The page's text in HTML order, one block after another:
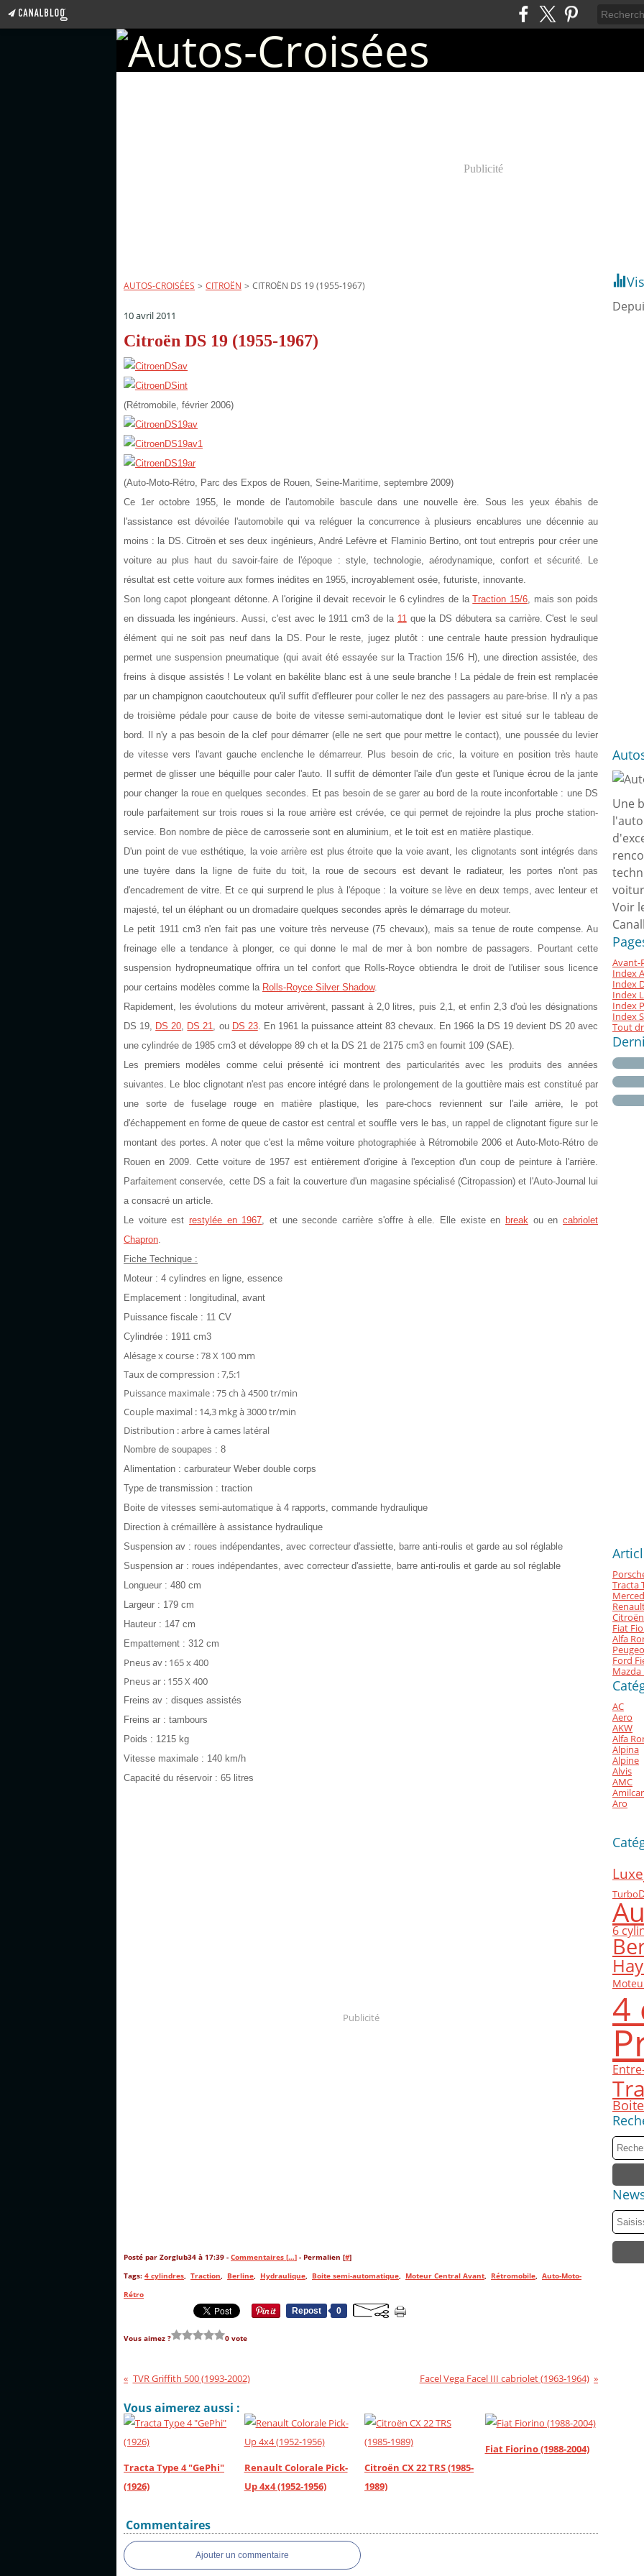
Publicité
AUTOS-CROISÉES > CITROËN > CITROËN DS 19 (1955-1967)
10 avril 2011
Citroën DS 19 (1955-1967)
(Rétromobile, février 2006)
(Auto-Moto-Rétro, Parc des Expos de Rouen, Seine-Maritime, septembre 2009)
Ce 1er octobre 1955, le monde de l'automobile bascule dans une nouvelle ère. Sous les yeux ébahis de
l'assistance est dévoilée l'automobile qui va reléguer la concurrence à plusieurs encablures une décennie au
moins : la DS. Citroën et ses deux ingénieurs, André Lefèvre et Flaminio Bertino, ont tout entrepris pour créer une
voiture au plus haut du savoir-faire de l'époque : style, technologie, aérodynamique, confort et sécurité. Le
résultat est cette voiture aux formes inédites en 1955, incroyablement osée, futuriste, innovante.
Son long capot plongeant détonne. A l'origine il devait recevoir le 6 cylindres de laTraction 15/6, mais son poids
en dissuada les ingénieurs. Aussi, c'est avec le 1911 cm3 de la 11que la DS débutera sa carrière. C'est le seul
élément qui ne soit pas neuf dans la DS. Pour le reste, jugez plutôt : une centrale haute pression hydraulique
permet une suspension pneumatique (qui avait été essayée sur la Traction 15/6 H), une direction assistée, des
freins à disque assistés ! Le volant en bakélite blanc est à une seule branche ! La pédale de frein est remplacée
par un champignon caoutchouteux qu'il suffit d'effleurer pour coller le nez des passagers au pare-brise. Il n'y a pas
de troisième pédale pour cause de boite de vitesse semi-automatique dont le levier est situé sur le tableau de
bord. Il n'y a pas besoin de la clef pour démarrer (elle ne sert que pour mettre le contact), une poussée du levier
de vitesse vers l'avant gauche enclenche le démarreur. Plus besoin de cric, la voiture en position très haute
permet de glisser une béquille pour caler l'auto. Il suffit de démonter l'aile d'un geste et l'unique écrou de la jante
pour changer la roue en quelques secondes. Et pas besoin de se garer au bord de la route inconfortable : une DS
roule parfaitement sur trois roues si la roue arrière est crévée, ce qui permet de rejoindre la plus proche station-
service. Bon nombre de pièce de carrosserie sont en aluminium, et le toit est en matière plastique.
D'un point de vue esthétique, la voie arrière est plus étroite que la voie avant, les clignotants sont intégrés dans
une tuyère dans la ligne de fuite du toit, la roue de secours est devant le radiateur, les portes n'ont pas
d'encadrement de vitre. Et ce qui surprend le plus à l'époque : la voiture se lève en deux temps, avec lenteur et
majesté, tel un éléphant ou un dromadaire quelques secondes après le démarrage du moteur.
Le petit 1911 cm3 n'en fait pas une voiture très nerveuse (75 chevaux), mais sa tenue de route compense. Au
freinage elle a tendance à plonger, ce qui donne le mal de mer à bon nombre de passagers. Pourtant cette
suspension hydropneumatique offrira un tel confort que Rolls-Royce obtiendra le droit de l'utiliser sous licence
pour certains modèles comme la Rolls-Royce Silver Shadow.
Rapidement, les évolutions du moteur arrivèrent, passant à 2,0 litres, puis 2,1, et enfin 2,3 d'où les désignations
DS 19, DS 20, DS 21, ou DS 23. En 1961 la puissance atteint 83 chevaux. En 1966 la DS 19 devient DS 20 avec
une cylindrée de 1985 cm3 et développe 89 ch et la DS 21 de 2175 cm3 en fournit 109 (SAE).
Les premiers modèles comme celui présenté ici montrent des particularités avec les produits des années
suivantes. Le bloc clignotant n'est pas encore intégré dans le prolongement de la gouttière mais est constitué par
une sorte de fuselage rouge en matière plastique, les pare-chocs reviennent sur l'aile arrière, le pot
d'échappement en forme de queue de castor est central et souffle vers le bas, un rappel de clignotant figure sur le
montant des portes. A noter que c'est la même voiture photographiée à Rétromobile 2006 et Auto-Moto-Rétro de
Rouen en 2009. Cette voiture de 1957 est entièrement d'origine à l'exception d'un coup de peinture à l'arrière.
Parfaitement conservée, cette DS a fait la couverture d'un magasine spécialisé (Citropassion) et l'Auto-Journal lui
a consacré un article.
Le voiture estrestylée en 1967, et une seconde carrière s'offre à elle. Elle existe en breakou encabriolet
Chapron.
Fiche Technique :
Moteur : 4 cylindres en ligne, essence
Emplacement : longitudinal, avant
Puissance fiscale : 11 CV
Cylindrée : 1911 cm3
Alésage x course : 78 X 100 mm
Taux de compression : 7,5:1
Puissance maximale : 75 ch à 4500 tr/min
Couple maximal : 14,3 mkg à 3000 tr/min
Distribution : arbre à cames latéral
Nombre de soupapes : 8
Alimentation : carburateur Weber double corps
Type de transmission : traction
Boite de vitesses semi-automatique à 4 rapports, commande hydraulique
Direction à crémaillère à assistance hydraulique
Suspension av : roues indépendantes, avec correcteur d'assiette, barre anti-roulis et garde au sol réglable
Suspension ar : roues indépendantes, avec correcteur d'assiette, barre anti-roulis et garde au sol réglable
Longueur : 480 cm
Largeur : 179 cm
Hauteur : 147 cm
Empattement : 312 cm
Pneus av : 165 x 400
Pneus ar : 155 X 400
Freins av : disques assistés
Freins ar : tambours
Poids : 1215 kg
Vitesse maximale : 140 km/h
Capacité du réservoir : 65 litres
Publicité
Posté par Zorglub34 à 17:39 - Commentaires […] - Permalien [#]
Tags: 4 cylindres, Traction, Berline, Hydraulique, Boite semi-automatique, Moteur Central Avant, Rétromobile, Auto-Moto-
Rétro
Repost
0
Vous aimez ? 0 vote
TVR Griffith 500 (1993-2002) Facel Vega Facel III cabriolet (1963-1964)
Vous aimerez aussi :
Tracta Type 4 "GePhi"
(1926)
Renault Colorale Pick-
Up 4x4 (1952-1956)
Citroën CX 22 TRS (1985-
1989)
Fiat Fiorino (1988-2004)
Commentaires
Ajouter un commentaire
Une
Voir
Avant-
Index
Index
Index
Index
Index
Tout
Tracta
Citroën
Fiat
Alfa
Ford
Mazda
AC
Aero
AKW
Alfa
Alpina
Alpine
Alvis
AMC
Amilcar
Aro
Luxe
Turbo
6
4